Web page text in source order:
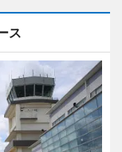
ス